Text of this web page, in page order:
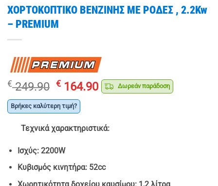
ΧΟΡΤΟΚΟΠΤΙΚΟ ΒΕΝΖΙΝΗΣ ΜΕ ΡΟΔΕΣ , 2.2Kw
– PRЕMIUM
€249.90 Original
price
was:
€ 164.90Η
τρέχουσα
€ 164.90.
Δωρεάν παράδοση
Βρήκες καλύτερη τιμή?
Τεχνικά χαρακτηριστικά:
Ισχύς: 2200W
Κυβισμός κινητήρα: 52cc